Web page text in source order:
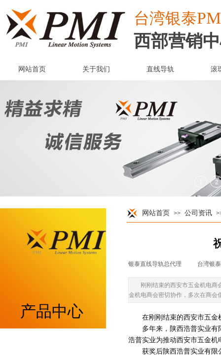
台湾银泰
西部营销
网站首页 关于我们 直线导轨 滚
网站首页 >> 公司资讯
银泰直线导轨总代理 台湾银
刚刚结束的西安市五金机电
金机电商会密切协作，多次在商会
在刚刚结束的西安市五金
多年来，陕西浩普实业
浩普实业为推动西安市五金
获奖后陕西浩普实业有限
产品中心